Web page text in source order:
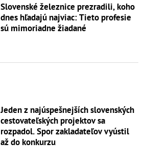
Slovenské železnice prezradili, koho
dnes hľadajú najviac: Tieto profesie
sú mimoriadne žiadané
Jeden z najúspešnejších slovenských
cestovateľských projektov sa
rozpadol. Spor zakladateľov vyústil
až do konkurzu